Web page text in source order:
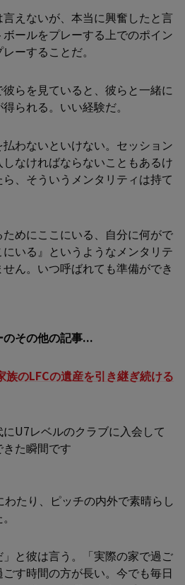
言えないが、本当に興奮したと言
ールをプレーする上でのポイン
ーすることだ。
彼らを見ていると、彼らと一緒に
られる。いい経験だ。
払わないといけない。セッション
なければならないこともあるけ
、そういうメンタリティは持て
ためにここにいる、自分に何がで
いる』というようなメンタリテ
ん。いつ呼ばれても準備ができ
のその他の記事...
族のLFCの遺産を引き継ぎ続ける
にU7レベルのクラブに入会して
た瞬間です
たり、ピッチの内外で素晴らし
」と彼は言う。「実際の家で過ご
す時間の方が長い。今でも毎日